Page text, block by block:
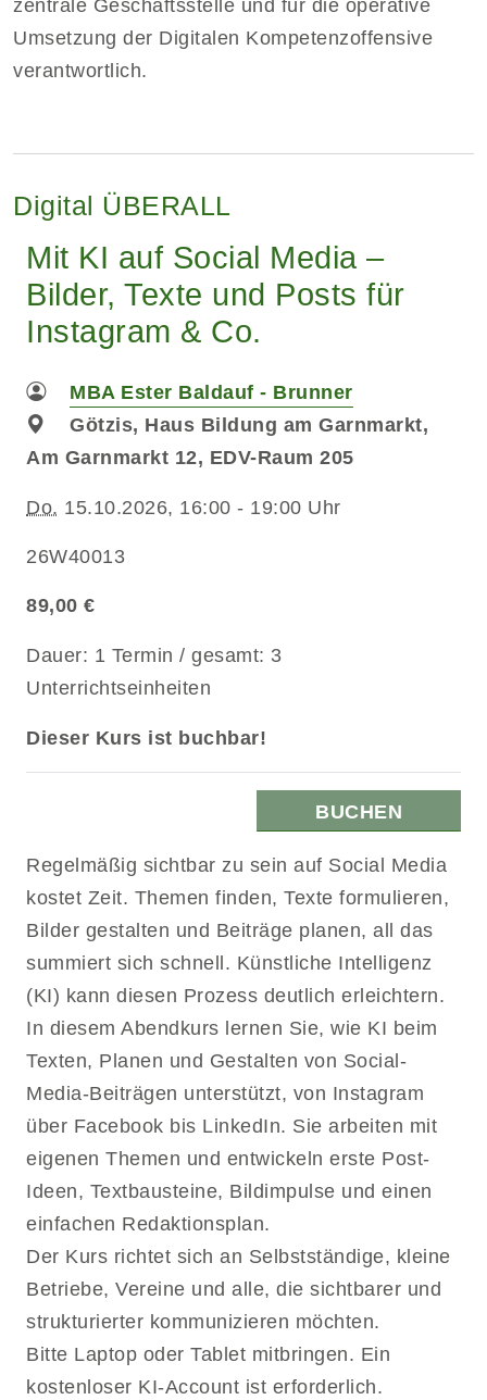
zentrale Geschäftsstelle und für die operative
Umsetzung der Digitalen Kompetenzoffensive
verantwortlich.
Digital ÜBERALL
Mit KI auf Social Media –
Bilder, Texte und Posts für
Instagram & Co.
MBA Ester Baldauf - Brunner
Götzis, Haus Bildung am Garnmarkt,
Am Garnmarkt 12, EDV-Raum 205
Do. 15.10.2026, 16:00 - 19:00 Uhr
26W40013
89,00 €
Dauer: 1 Termin / gesamt: 3
Unterrichtseinheiten
Dieser Kurs ist buchbar!
BUCHEN
Regelmäßig sichtbar zu sein auf Social Media
kostet Zeit. Themen finden, Texte formulieren,
Bilder gestalten und Beiträge planen, all das
summiert sich schnell. Künstliche Intelligenz
(KI) kann diesen Prozess deutlich erleichtern.
In diesem Abendkurs lernen Sie, wie KI beim
Texten, Planen und Gestalten von Social-
Media-Beiträgen unterstützt, von Instagram
über Facebook bis LinkedIn. Sie arbeiten mit
eigenen Themen und entwickeln erste Post-
Ideen, Textbausteine, Bildimpulse und einen
einfachen Redaktionsplan.
Der Kurs richtet sich an Selbstständige, kleine
Betriebe, Vereine und alle, die sichtbarer und
strukturierter kommunizieren möchten.
Bitte Laptop oder Tablet mitbringen. Ein
kostenloser KI-Account ist erforderlich.